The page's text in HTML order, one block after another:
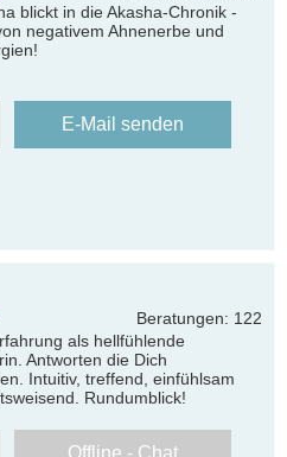
blickt in die Akasha-Chronik -
negativem Ahnenerbe und
E-Mail senden
Beratungen: 122
als hellfühlende
Antworten die Dich
Intuitiv, treffend, einfühlsam
Rundumblick!
Offline - Chat